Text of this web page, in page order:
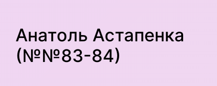
Анатоль Астапенка
(№№83-84)